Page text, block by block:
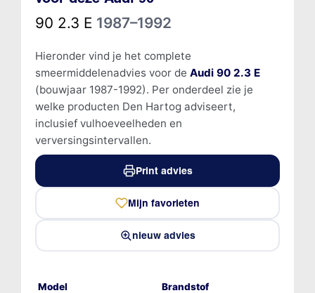
90 2.3 E 1987–1992
Hieronder vind je het complete
smeermiddelenadvies voor de Audi 90 2.3 E
(bouwjaar 1987-1992). Per onderdeel zie je
welke producten Den Hartog adviseert,
inclusief vulhoeveelheden en
verversingsintervallen.
Print advies
Mijn favorieten
nieuw advies
Model Brandstof